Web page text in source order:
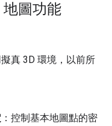
圖功能
真 3D 環境，以前所
：控制基本地圖點的密